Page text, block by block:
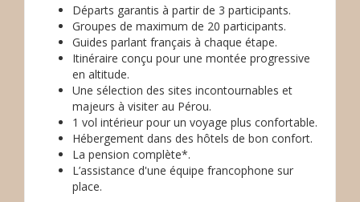
Départs garantis à partir de 3 participants.
Groupes de maximum de 20 participants.
Guides parlant français à chaque étape.
Itinéraire conçu pour une montée progressive
en altitude.
Une sélection des sites incontournables et
majeurs à visiter au Pérou.
1 vol intérieur pour un voyage plus confortable.
Hébergement dans des hôtels de bon confort.
La pension complète*.
L’assistance d'une équipe francophone sur
place.